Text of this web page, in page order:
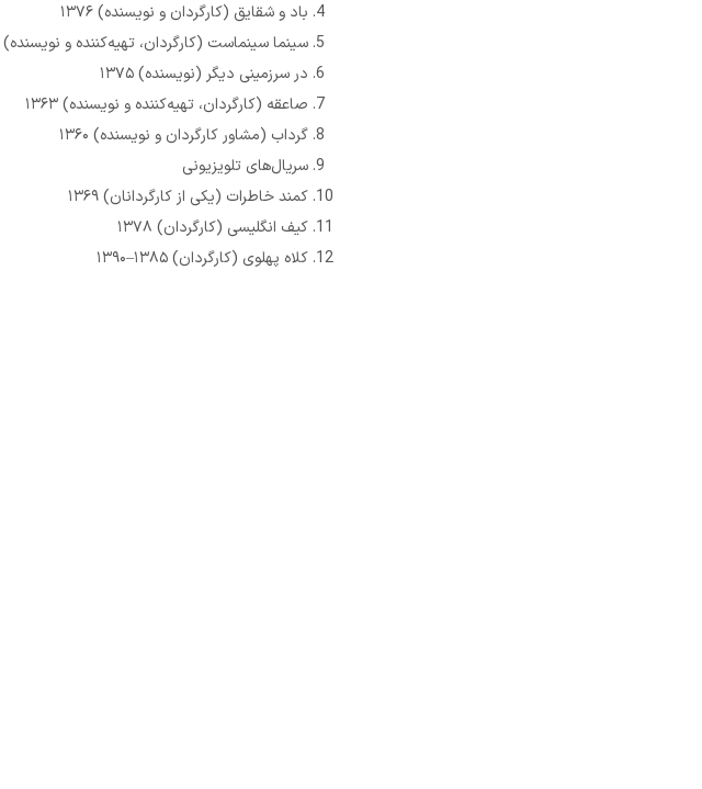
باد و شقایق (کارگردان و نویسنده) ۱۳۷۶
سینما سینماست (کارگردان، تهیه‌کننده و نویسنده) ۱۳۷۶
در سرزمینی دیگر (نویسنده) ۱۳۷۵
صاعقه (کارگردان، تهیه‌کننده و نویسنده) ۱۳۶۳
گرداب (مشاور کارگردان و نویسنده) ۱۳۶۰
سریال‌های تلویزیونی
کمند خاطرات (یکی از کارگردانان) ۱۳۶۹
کیف انگلیسی (کارگردان) ۱۳۷۸
کلاه پهلوی (کارگردان) ۱۳۸۵–۱۳۹۰